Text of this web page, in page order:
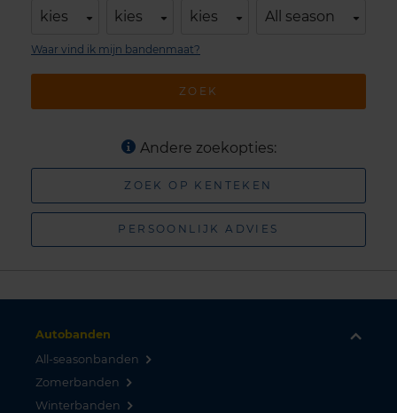
kies kies kies All season
ZOEK
Waar vind ik mijn bandenmaat?
Andere zoekopties:
ZOEK OP KENTEKEN
PERSOONLIJK ADVIES
Autobanden
All-seasonbanden
Zomerbanden
Winterbanden